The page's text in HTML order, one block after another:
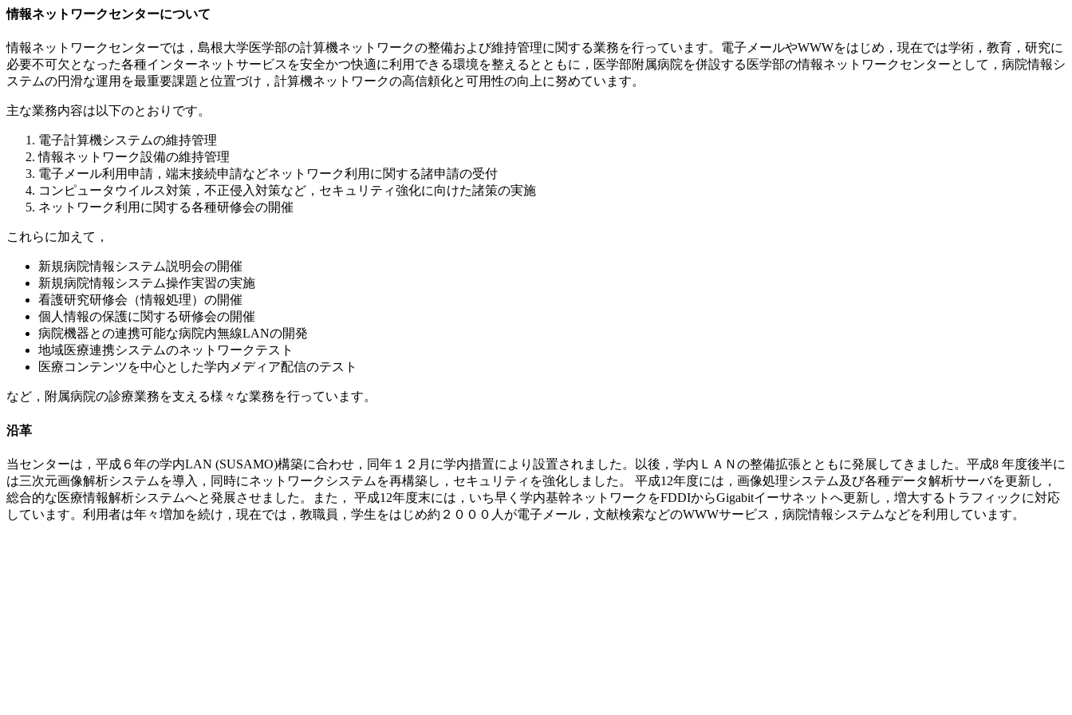
情報ネットワークセンターについて
情報ネットワークセンターでは，島根大学医学部の計算機ネットワークの整備および維持管理に関する業務を行っています。電子メールやWWWをはじめ，現在では学術，教育，研究に
必要不可欠となった各種インターネットサービスを安全かつ快適に利用できる環境を整えるとともに，医学部附属病院を併設する医学部の情報ネットワークセンターとして，病院情報シ
ステムの円滑な運用を最重要課題と位置づけ，計算機ネットワークの高信頼化と可用性の向上に努めています。
主な業務内容は以下のとおりです。
電子計算機システムの維持管理
情報ネットワーク設備の維持管理
電子メール利用申請，端末接続申請などネットワーク利用に関する諸申請の受付
コンピュータウイルス対策，不正侵入対策など，セキュリティ強化に向けた諸策の実施
ネットワーク利用に関する各種研修会の開催
これらに加えて，
新規病院情報システム説明会の開催
新規病院情報システム操作実習の実施
看護研究研修会（情報処理）の開催
個人情報の保護に関する研修会の開催
病院機器との連携可能な病院内無線LANの開発
地域医療連携システムのネットワークテスト
医療コンテンツを中心とした学内メディア配信のテスト
など，附属病院の診療業務を支える様々な業務を行っています。
沿革
当センターは，平成６年の学内LAN (SUSAMO)構築に合わせ，同年１２月に学内措置により設置されました。以後，学内ＬＡＮの整備拡張とともに発展してきました。平成8 年度後半に
は三次元画像解析システムを導入，同時にネットワークシステムを再構築し，セキュリティを強化しました。 平成12年度には，画像処理システム及び各種データ解析サーバを更新し，
総合的な医療情報解析システムへと発展させました。また， 平成12年度末には，いち早く学内基幹ネットワークをFDDIからGigabitイーサネットへ更新し，増大するトラフィックに対応
しています。利用者は年々増加を続け，現在では，教職員，学生をはじめ約２０００人が電子メール，文献検索などのWWWサービス，病院情報システムなどを利用しています。